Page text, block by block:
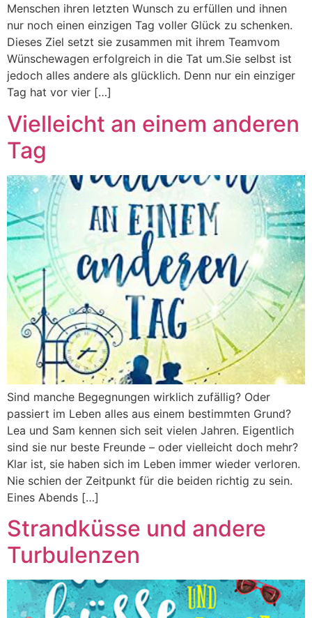
Menschen ihren letzten Wunsch zu erfüllen und ihnen
nur noch einen einzigen Tag voller Glück zu schenken.
Dieses Ziel setzt sie zusammen mit ihrem Teamvom
Wünschewagen erfolgreich in die Tat um.Sie selbst ist
jedoch alles andere als glücklich. Denn nur ein einziger
Tag hat vor vier […]
Vielleicht an einem anderen
Tag
Sind manche Begegnungen wirklich zufällig? Oder
passiert im Leben alles aus einem bestimmten Grund?
Lea und Sam kennen sich seit vielen Jahren. Eigentlich
sind sie nur beste Freunde – oder vielleicht doch mehr?
Klar ist, sie haben sich im Leben immer wieder verloren.
Nie schien der Zeitpunkt für die beiden richtig zu sein.
Eines Abends […]
Strandküsse und andere
Turbulenzen